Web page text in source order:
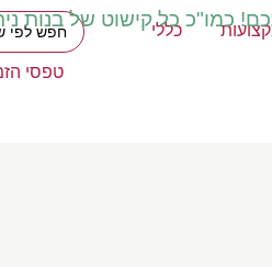
כמו"כ כל קישוט של בנות
כללי
טפסי